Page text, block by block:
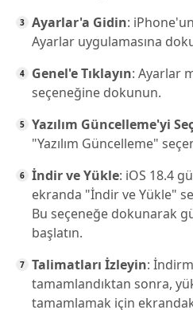
Ayarlar'a Gidin:
Ayarlar uygulamasına
Genel'e Tıklayın: Ayarlar
seçeneğine dokunun.
Yazılım Güncelleme'yi
"Yazılım Güncelleme"
İndir ve Yükle: iOS 18.4
ekranda "İndir ve Yükle"
Bu seçeneğe dokunarak
başlatın.
Talimatları İzleyin:
tamamlandıktan sonra,
tamamlamak için